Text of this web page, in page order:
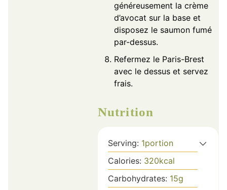
généreusement la crème
d’avocat sur la base et
disposez le saumon fumé
par-dessus.
Refermez le Paris-Brest
avec le dessus et servez
frais.
Nutrition
Serving: 1portion
Calories: 320kcal
Carbohydrates: 15g